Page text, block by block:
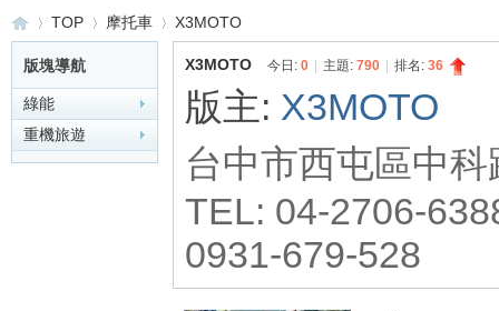
重»
TOP
›
摩托車
›
X3MOTO
版塊導航
綠能
重機旅遊
X3MOTO 今日: 0 主題: 790 排名: 36
版主: X3MOTO
台中市西屯區中
TEL: 04-2706-
0931-679-528